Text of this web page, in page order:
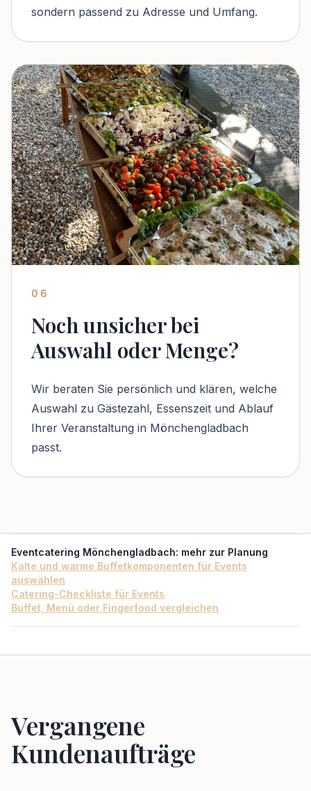
sondern passend zu Adresse und Umfang.
06
Noch unsicher bei
Auswahl oder Menge?
Wir beraten Sie persönlich und klären, welche
Auswahl zu Gästezahl, Essenszeit und Ablauf
Ihrer Veranstaltung in Mönchengladbach
passt.
Eventcatering Mönchengladbach: mehr zur Planung
Kalte und warme Buffetkomponenten für Events
auswählen
Catering-Checkliste für Events
Buffet, Menü oder Fingerfood vergleichen
Vergangene
Kundenaufträge